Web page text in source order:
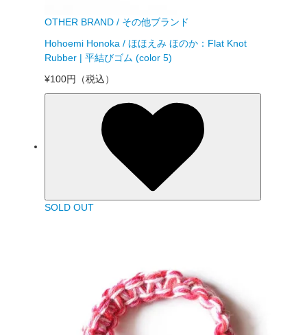
OTHER BRAND / その他ブランド
Hohoemi Honoka / ほほえみ ほのか：Flat Knot
Rubber | 平結びゴム (color 5)
¥100円
（税込）
SOLD OUT